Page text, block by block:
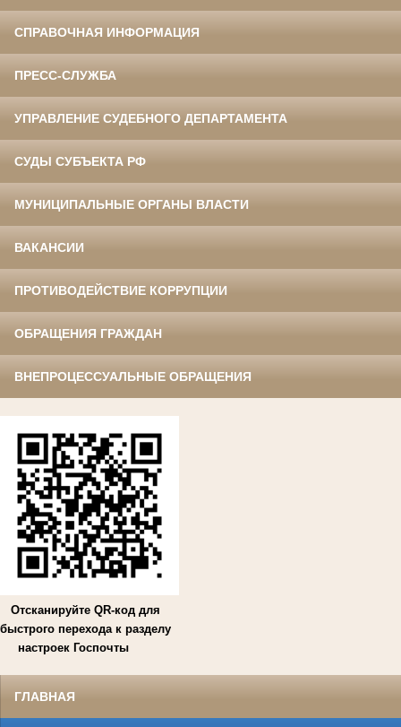
СПРАВОЧНАЯ ИНФОРМАЦИЯ
ПРЕСС-СЛУЖБА
УПРАВЛЕНИЕ СУДЕБНОГО ДЕПАРТАМЕНТА
СУДЫ СУБЪЕКТА РФ
МУНИЦИПАЛЬНЫЕ ОРГАНЫ ВЛАСТИ
ВАКАНСИИ
ПРОТИВОДЕЙСТВИЕ КОРРУПЦИИ
ОБРАЩЕНИЯ ГРАЖДАН
ВНЕПРОЦЕССУАЛЬНЫЕ ОБРАЩЕНИЯ
Отсканируйте QR-код для
быстрого перехода к разделу
настроек Госпочты
ГЛАВНАЯ